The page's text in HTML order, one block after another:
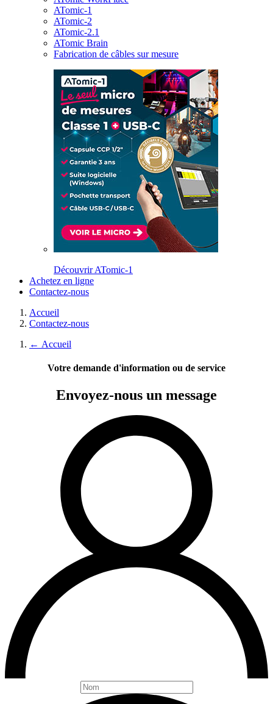
ATomic-1
ATomic-2
ATomic-2.1
ATomic Brain
Fabrication de câbles sur mesure
Découvrir ATomic-1
Achetez en ligne
Contactez-nous
Accueil
Contactez-nous
← Accueil
Votre demande d'information ou de service
Envoyez-nous un message